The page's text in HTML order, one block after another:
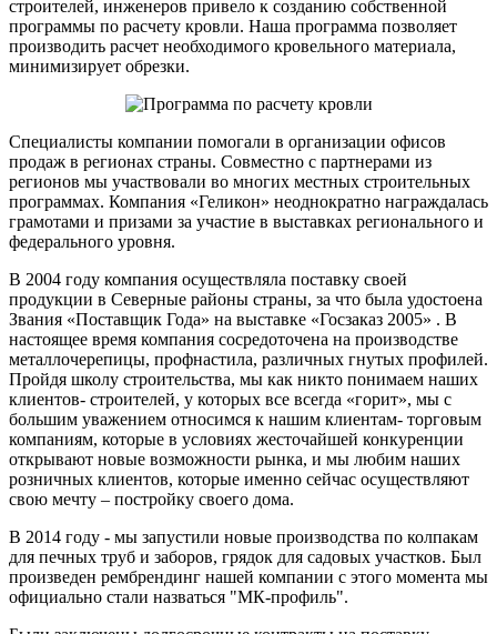
строителей, инженеров привело к созданию собственной
программы по расчету кровли. Наша программа позволяет
производить расчет необходимого кровельного материала,
минимизирует обрезки.
Специалисты компании помогали в организации офисов
продаж в регионах страны. Совместно с партнерами из
регионов мы участвовали во многих местных строительных
программах. Компания «Геликон» неоднократно награждалась
грамотами и призами за участие в выставках регионального и
федерального уровня.
В 2004 году компания осуществляла поставку своей
продукции в Северные районы страны, за что была удостоена
Звания «Поставщик Года» на выставке «Госзаказ 2005» . В
настоящее время компания сосредоточена на производстве
металлочерепицы, профнастила, различных гнутых профилей.
Пройдя школу строительства, мы как никто понимаем наших
клиентов- строителей, у которых все всегда «горит», мы с
большим уважением относимся к нашим клиентам- торговым
компаниям, которые в условиях жесточайшей конкуренции
открывают новые возможности рынка, и мы любим наших
розничных клиентов, которые именно сейчас осуществляют
свою мечту – постройку своего дома.
В 2014 году - мы запустили новые производства по колпакам
для печных труб и заборов, грядок для садовых участков. Был
произведен рембрендинг нашей компании с этого момента мы
официально стали назваться "МК-профиль".